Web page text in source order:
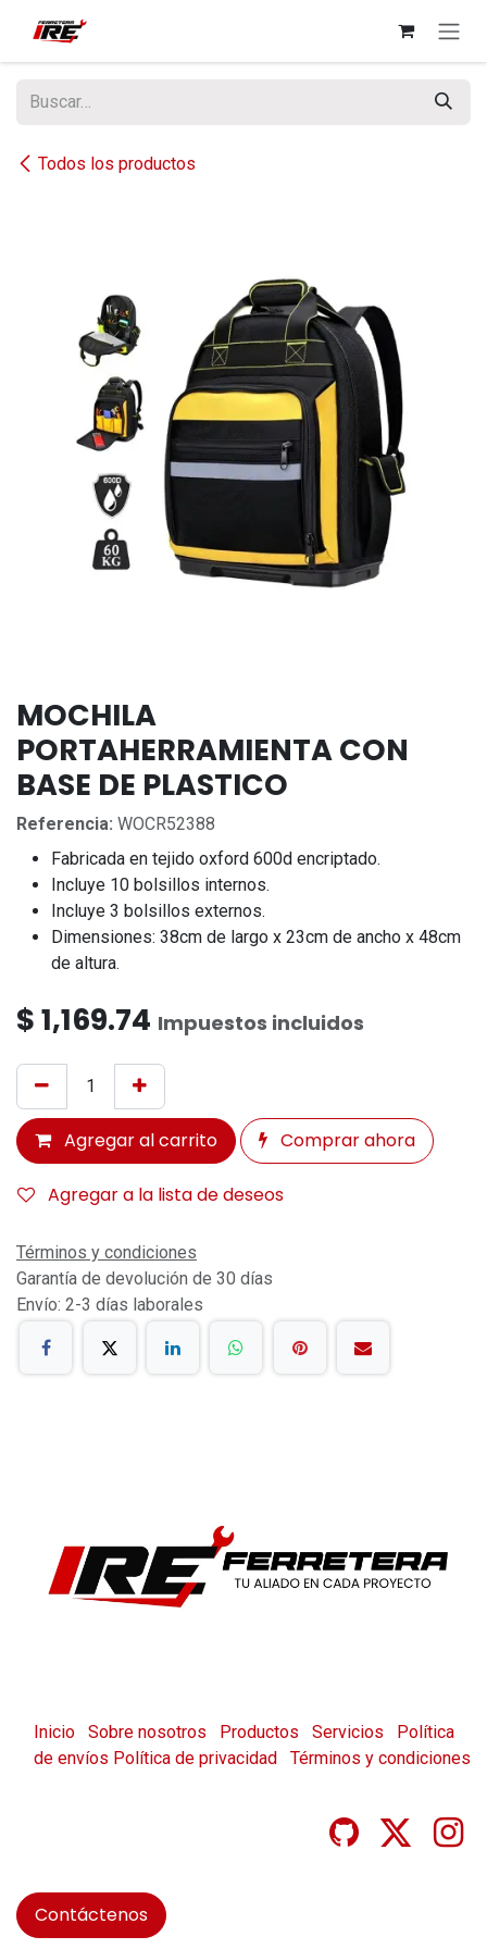
Todos los productos
MOCHILA
PORTAHERRAMIENTA CON
BASE DE PLASTICO
Referencia: WOCR52388
Fabricada en tejido oxford 600d encriptado.
Incluye 10 bolsillos internos.
Incluye 3 bolsillos externos.
Dimensiones: 38cm de largo x 23cm de ancho x 48cm
de altura.
$1,169.74 Impuestos incluidos
Agregar al carrito Comprar ahora
Agregar a la lista de deseos
Términos y condiciones
Garantía de devolución de 30 días
Envío: 2-3 días laborales
Inicio Sobre nosotros Productos Servicios
Política
de envíos Política de privacidad Términos y condiciones
Contáctenos